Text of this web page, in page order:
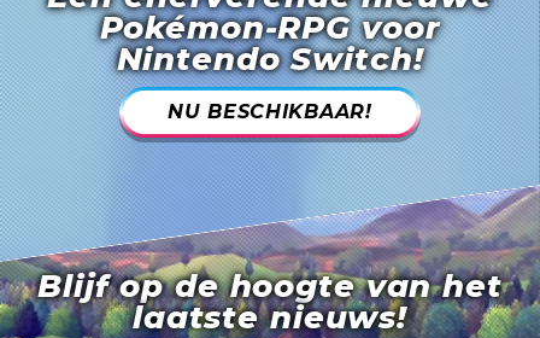
Pokémon-RPG voor
Nintendo Switch!
NU BESCHIKBAAR!
Blijf op de hoogte van het
laatste nieuws!